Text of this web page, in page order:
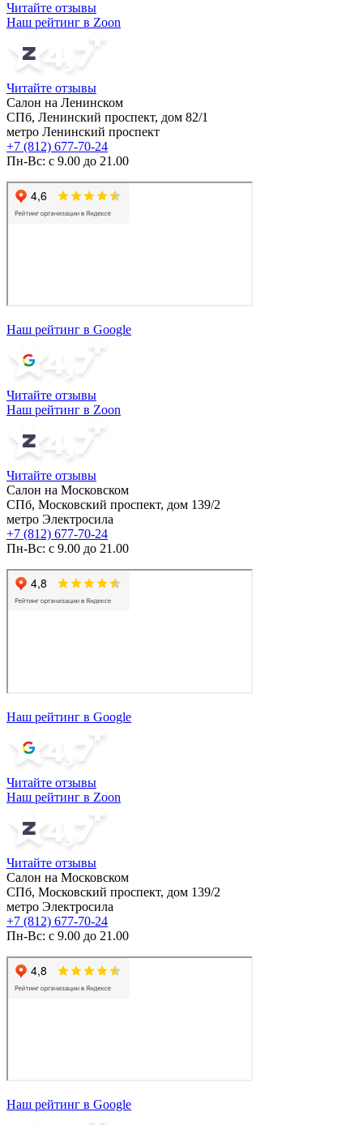
Читайте отзывы
Наш рейтинг в Zoon
Читайте отзывы
Салон на Ленинском
СПб, Ленинский проспект, дом 82/1
метро Ленинский проспект
+7 (812) 677-70-24
Пн-Вс: с 9.00 до 21.00
Наш рейтинг в Google
Читайте отзывы
Наш рейтинг в Zoon
Читайте отзывы
Салон на Московском
СПб, Московский проспект, дом 139/2
метро Электросила
+7 (812) 677-70-24
Пн-Вс: с 9.00 до 21.00
Наш рейтинг в Google
Читайте отзывы
Наш рейтинг в Zoon
Читайте отзывы
Салон на Московском
СПб, Московский проспект, дом 139/2
метро Электросила
+7 (812) 677-70-24
Пн-Вс: с 9.00 до 21.00
Наш рейтинг в Google